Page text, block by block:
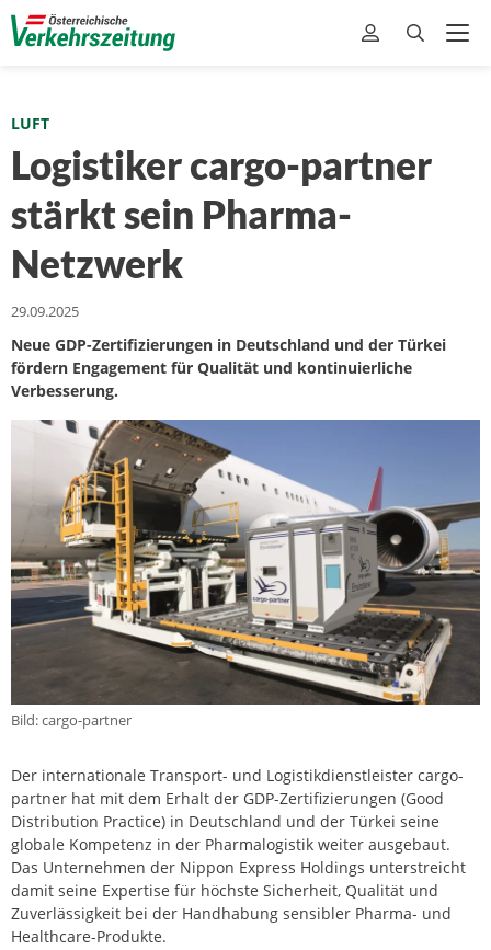
LUFT
Logistiker cargo-partner
stärkt sein Pharma-
Netzwerk
29.09.2025
Neue GDP-Zertifizierungen in Deutschland und der Türkei
fördern Engagement für Qualität und kontinuierliche
Verbesserung.
Bild: cargo-partner
Der internationale Transport- und Logistikdienstleister cargo-
partner hat mit dem Erhalt der GDP-Zertifizierungen (Good
Distribution Practice) in Deutschland und der Türkei seine
globale Kompetenz in der Pharmalogistik weiter ausgebaut.
Das Unternehmen der Nippon Express Holdings unterstreicht
damit seine Expertise für höchste Sicherheit, Qualität und
Zuverlässigkeit bei der Handhabung sensibler Pharma- und
Healthcare-Produkte.